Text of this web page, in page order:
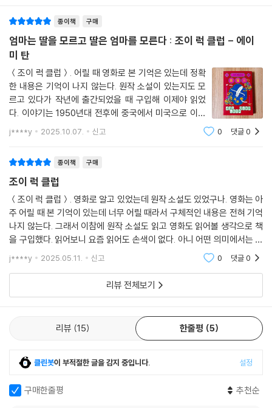
종이책 구매
엄마는 딸을 모르고 딸은 엄마를 모른다 : 조이 럭 클럽 - 에이
미 탄
＜조이 럭 클럽＞. 어릴 때 영화로 본 기억은 있는데 정확
한 내용은 기억이 나지 않는다. 원작 소설이 있는지도 모
르고 있다가 작년에 출간되었을 때 구입해 이제야 읽었
다. 이야기는 1950년대 전후에 중국에서 미국으로 이민
온 네 여자와 1980년대 생인 그들의 딸들을 중심으로 진
행된다. 수위안 우와 징메이 우(준), 안메이 슈와 로즈 슈
j****y 2025.10.07. 신고 0 댓글0
종이책 구매
조이 럭 클럽
＜조이 럭 클럽＞. 영화로 알고 있었는데 원작 소설도 있었구나. 영화는 아
주 어릴 때 본 기억이 있는데 너무 어릴 때라서 구체적인 내용은 전혀 기억
나지 않는다. 그래서 이참에 원작 소설도 읽고 영화도 읽어볼 생각으로 책
을 구입했다. 읽어보니 요즘 읽어도 손색이 없다. 아니 어떤 의미에서는 서
구 세계로 이민 간 아시아 여성들의 삶을 조명한다는 점에서 ＜크레이지
리치 아시안＞
j****y 2025.05.11. 신고 0 댓글0
리뷰 전체보기
리뷰 15 한줄평 5
클린봇이 부적절한 글을 감지 중입니다. 설정
구매한줄평 추천순